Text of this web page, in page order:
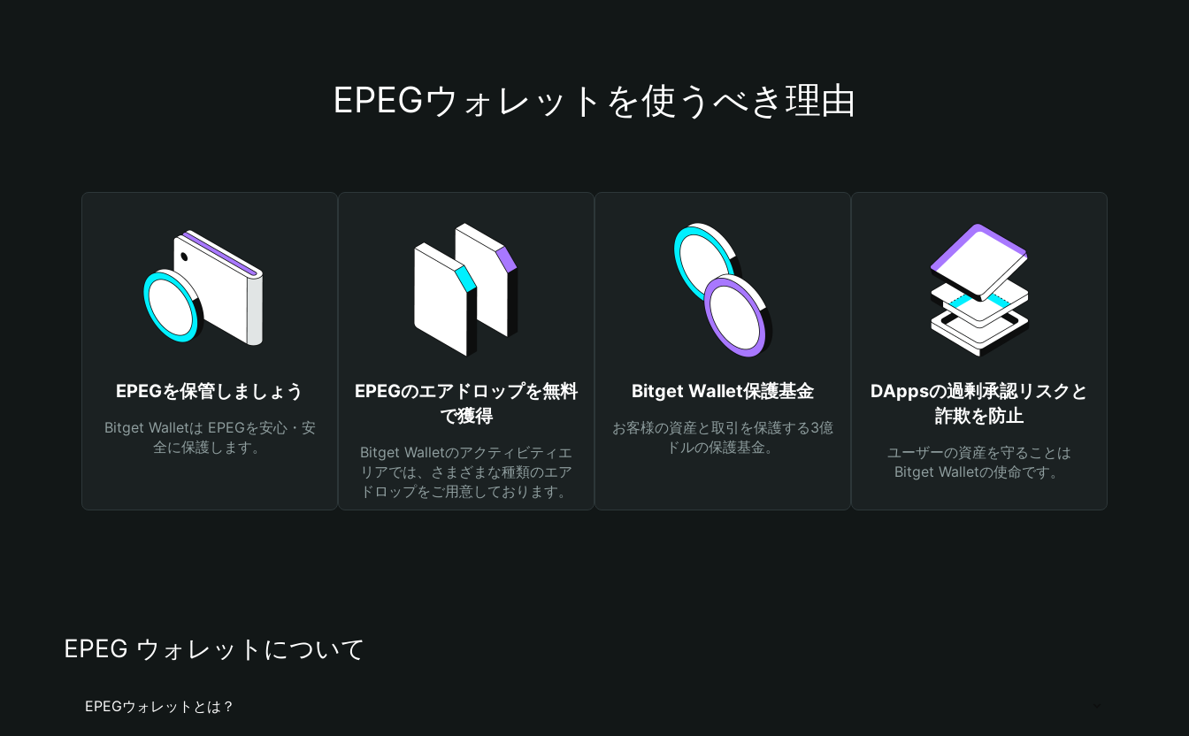
EPEGウォレットを使うべき理由
EPEGを保管しましょう
Bitget Walletは EPEGを安心・安
全に保護します。
EPEGのエアドロップを無料
で獲得
Bitget Walletのアクティビティエ
リアでは、さまざまな種類のエア
ドロップをご用意しております。
Bitget Wallet保護基金
お客様の資産と取引を保護する3億
ドルの保護基金。
DAppsの過剰承認リスクと
詐欺を防止
ユーザーの資産を守ることは
Bitget Walletの使命です。
EPEG ウォレットについて
EPEGウォレットとは？